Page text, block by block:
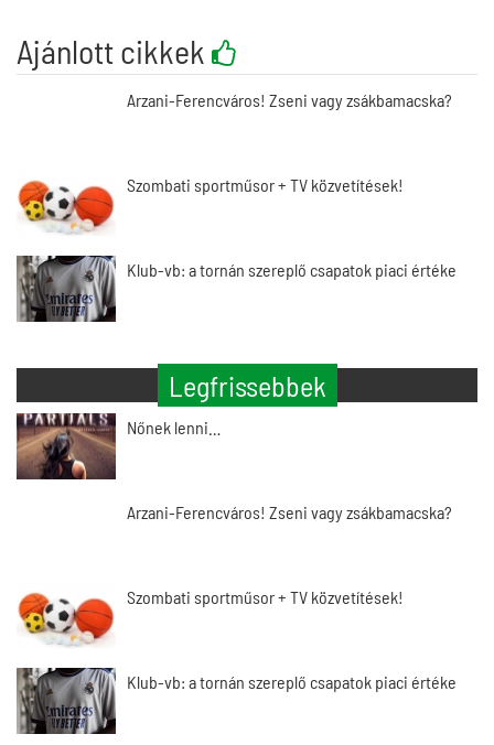
Ajánlott cikkek
Arzani-Ferencváros! Zseni vagy zsákbamacska?
Szombati sportműsor + TV közvetítések!
Klub-vb: a tornán szereplő csapatok piaci értéke
Legfrissebbek
Nőnek lenni…
Arzani-Ferencváros! Zseni vagy zsákbamacska?
Szombati sportműsor + TV közvetítések!
Klub-vb: a tornán szereplő csapatok piaci értéke